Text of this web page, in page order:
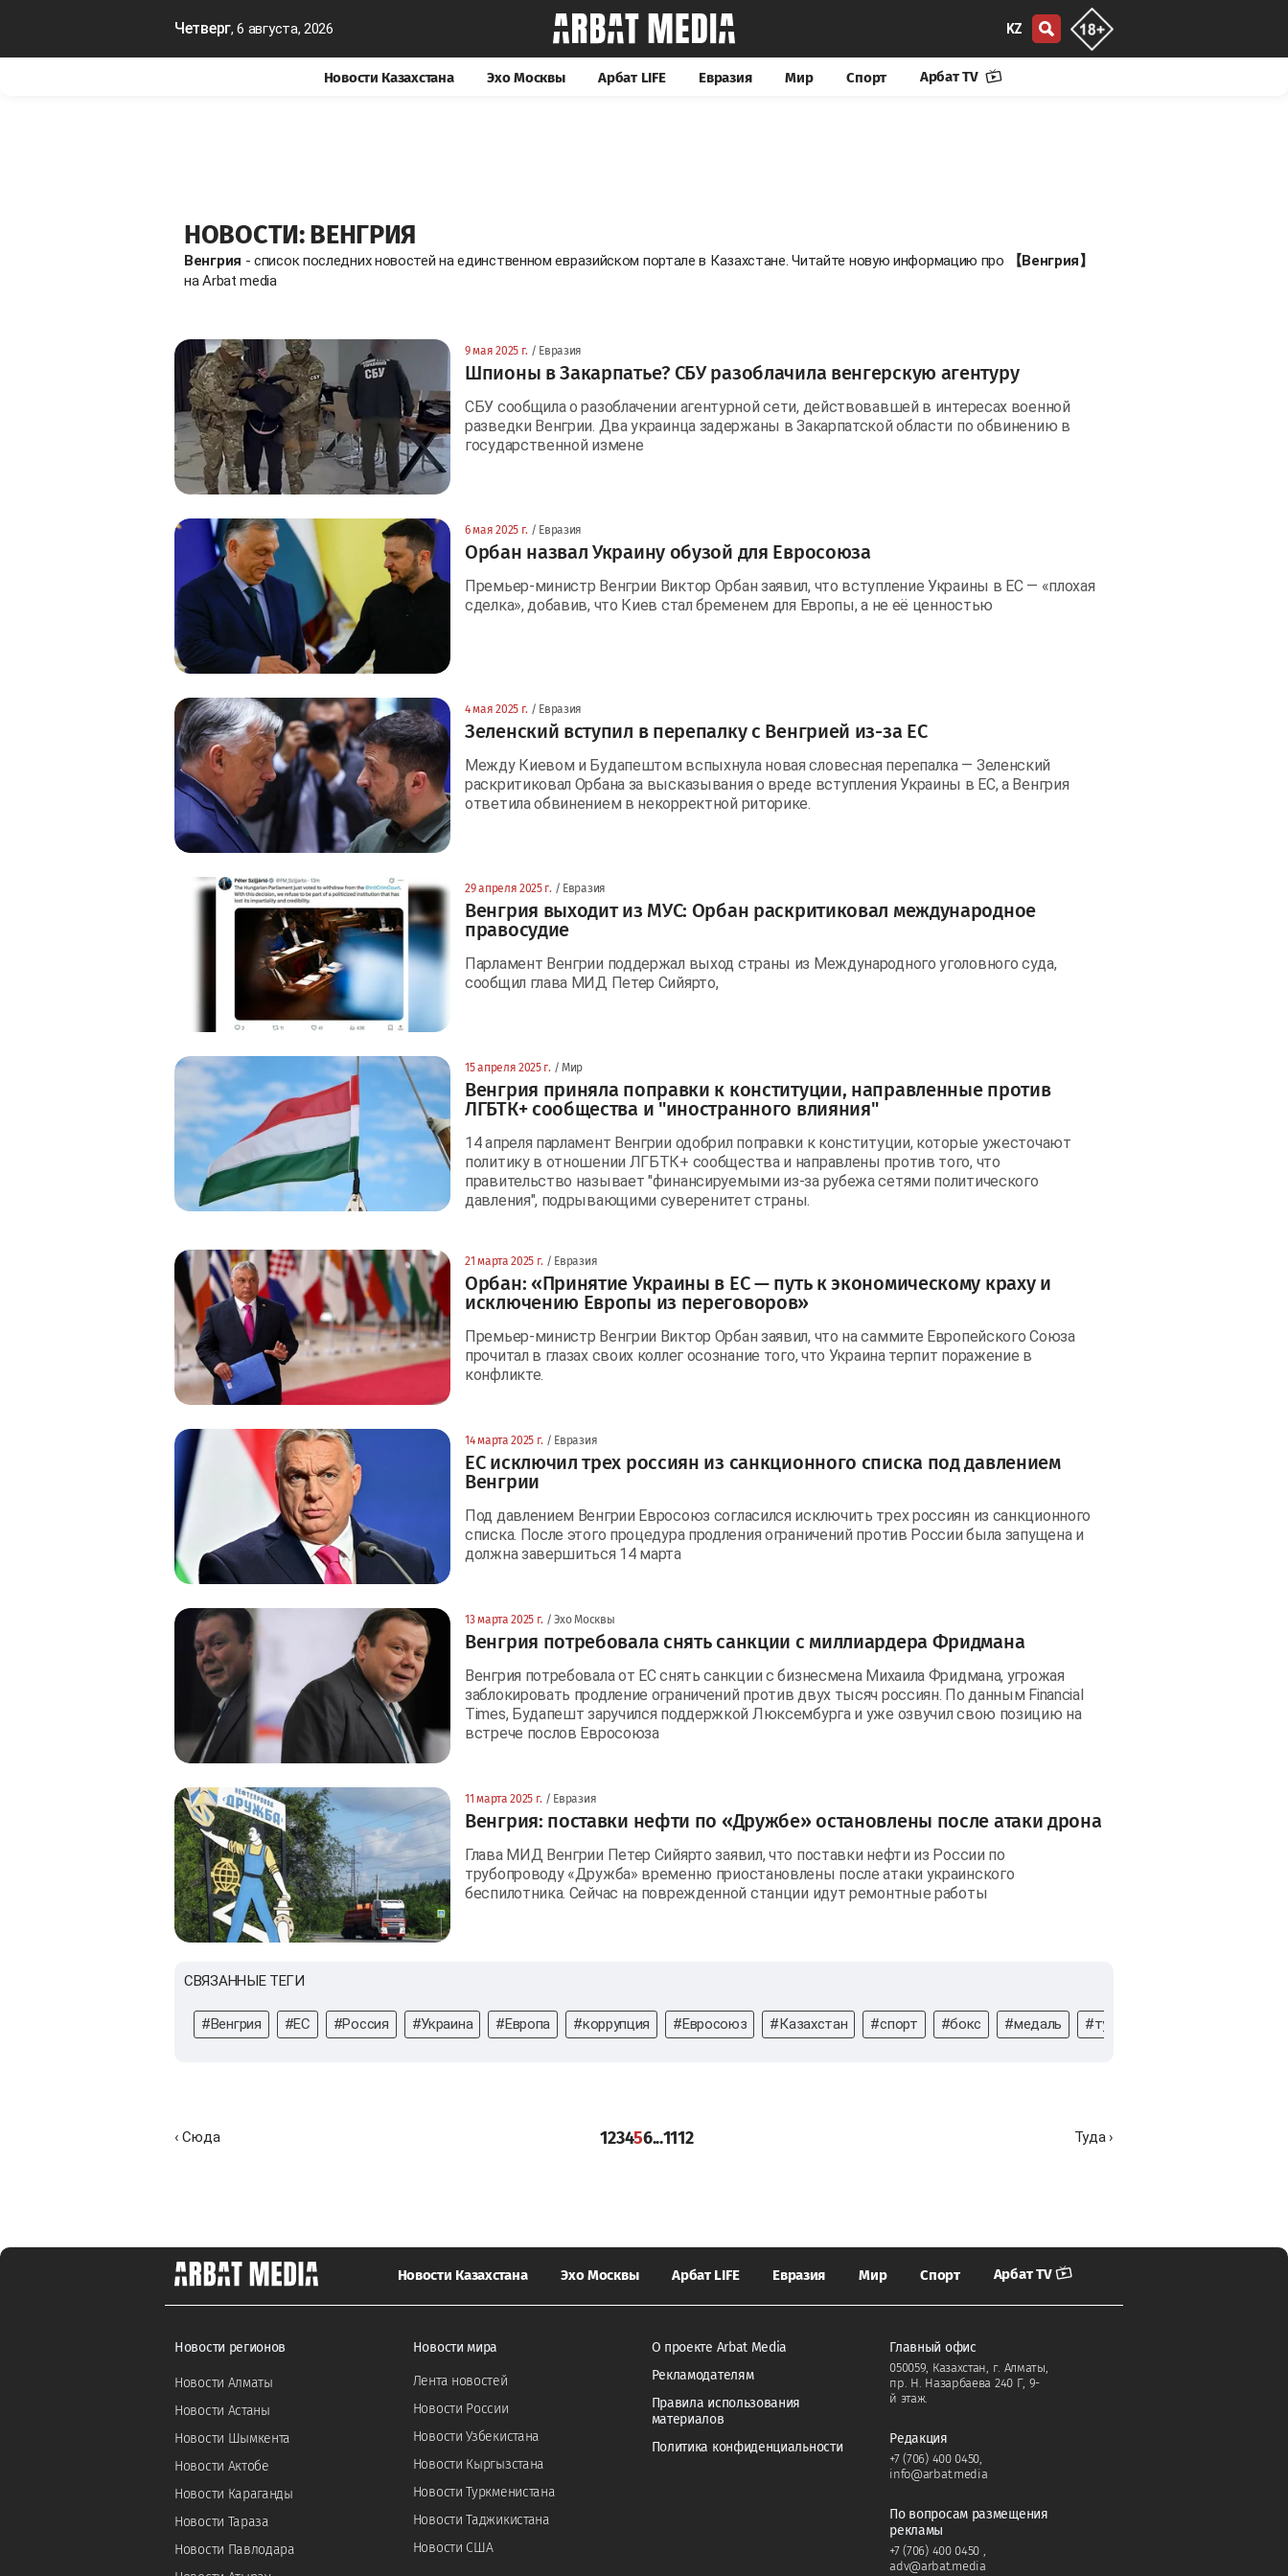
Четверг, 6 августа, 2026 KZ
Новости Казахстана Эхо Москвы Арбат LIFE Евразия Мир Спорт Арбат TV
НОВОСТИ: ВЕНГРИЯ
Венгрия - список последних новостей на единственном евразийском портале в Казахстане. Читайте новую информацию про
【Венгрия】
на Arbat media
9 мая 2025 г. / Евразия
Шпионы в Закарпатье? СБУ разоблачила венгерскую агентуру
СБУ сообщила о разоблачении агентурной сети, действовавшей в интересах военной
разведки Венгрии. Два украинца задержаны в Закарпатской области по обвинению в
государственной измене
6 мая 2025 г. / Евразия
Орбан назвал Украину обузой для Евросоюза
Премьер-министр Венгрии Виктор Орбан заявил, что вступление Украины в ЕС — «плохая
сделка», добавив, что Киев стал бременем для Европы, а не её ценностью
4 мая 2025 г. / Евразия
Зеленский вступил в перепалку с Венгрией из-за ЕС
Между Киевом и Будапештом вспыхнула новая словесная перепалка — Зеленский
раскритиковал Орбана за высказывания о вреде вступления Украины в ЕС, а Венгрия
ответила обвинением в некорректной риторике.
29 апреля 2025 г. / Евразия
Венгрия выходит из МУС: Орбан раскритиковал международное
правосудие
Парламент Венгрии поддержал выход страны из Международного уголовного суда,
сообщил глава МИД Петер Сийярто,
15 апреля 2025 г. / Мир
Венгрия приняла поправки к конституции, направленные против
ЛГБТК+ сообщества и "иностранного влияния"
14 апреля парламент Венгрии одобрил поправки к конституции, которые ужесточают
политику в отношении ЛГБТК+ сообщества и направлены против того, что
правительство называет "финансируемыми из-за рубежа сетями политического
давления", подрывающими суверенитет страны.
21 марта 2025 г. / Евразия
Орбан: «Принятие Украины в ЕС — путь к экономическому краху и
исключению Европы из переговоров»
Премьер-министр Венгрии Виктор Орбан заявил, что на саммите Европейского Союза
прочитал в глазах своих коллег осознание того, что Украина терпит поражение в
конфликте.
14 марта 2025 г. / Евразия
ЕС исключил трех россиян из санкционного списка под давлением
Венгрии
Под давлением Венгрии Евросоюз согласился исключить трех россиян из санкционного
списка. После этого процедура продления ограничений против России была запущена и
должна завершиться 14 марта
13 марта 2025 г. / Эхо Москвы
Венгрия потребовала снять санкции с миллиардера Фридмана
Венгрия потребовала от ЕС снять санкции с бизнесмена Михаила Фридмана, угрожая
заблокировать продление ограничений против двух тысяч россиян. По данным Financial
Times, Будапешт заручился поддержкой Люксембурга и уже озвучил свою позицию на
встрече послов Евросоюза
11 марта 2025 г. / Евразия
Венгрия: поставки нефти по «Дружбе» остановлены после атаки дрона
Глава МИД Венгрии Петер Сийярто заявил, что поставки нефти из России по
трубопроводу «Дружба» временно приостановлены после атаки украинского
беспилотника. Сейчас на поврежденной станции идут ремонтные работы
СВЯЗАННЫЕ ТЕГИ
#Венгрия #ЕС #Россия #Украина #Европа #коррупция #Евросоюз #Казахстан #спорт #бокс #медаль #турнир
‹ Сюда 123456...1112 Туда ›
Новости Казахстана Эхо Москвы Арбат LIFE Евразия Мир Спорт Арбат TV
Новости регионов
Новости Алматы
Новости Астаны
Новости Шымкента
Новости Актобе
Новости Караганды
Новости Тараза
Новости Павлодара
Новости мира
Лента новостей
Новости России
Новости Узбекистана
Новости Кыргызстана
Новости Туркменистана
Новости Таджикистана
Новости США
О проекте Arbat Media
Рекламодателям
Правила использования
материалов
Политика конфиденциальности
Главный офис
050059, Казахстан, г. Алматы,
пр. Н. Назарбаева 240 Г, 9-
й этаж.
Редакция
+7 (706) 400 0450
info@arbat.media
По вопросам размещения
рекламы
+7 (706) 400 0450
adv@arbat.media